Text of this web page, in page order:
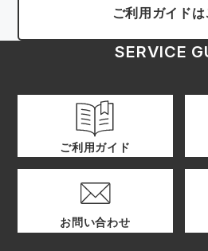
ご利用ガイドは
SERVICE
ご利用ガイド
お問い合わせ